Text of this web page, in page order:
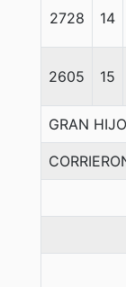
2728 14
2605 15
GRAN